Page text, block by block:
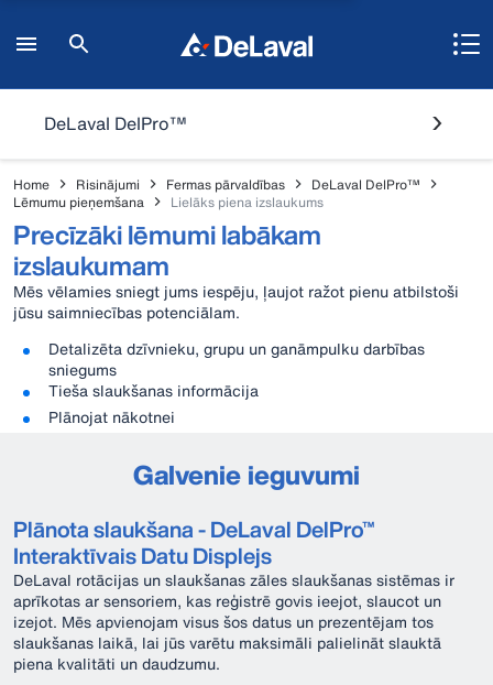
DeLaval DelPro™
Home Risinājumi Fermas pārvaldības
DeLaval DelPro™
Lēmumu pieņemšana
Lielāks piena izslaukums
Precīzāki lēmumi labākam
izslaukumam
Mēs vēlamies sniegt jums iespēju, ļaujot ražot pienu atbilstoši
jūsu saimniecības potenciālam.
Detalizēta dzīvnieku, grupu un ganāmpulku darbības
sniegums
Tieša slaukšanas informācija
Plānojat nākotnei
Galvenie ieguvumi
Plānota slaukšana - DeLaval DelPro™
Interaktīvais Datu Displejs
DeLaval rotācijas un slaukšanas zāles slaukšanas sistēmas ir
aprīkotas ar sensoriem, kas reģistrē govis ieejot, slaucot un
izejot. Mēs apvienojam visus šos datus un prezentējam tos
slaukšanas laikā, lai jūs varētu maksimāli palielināt slauktā
piena kvalitāti un daudzumu.